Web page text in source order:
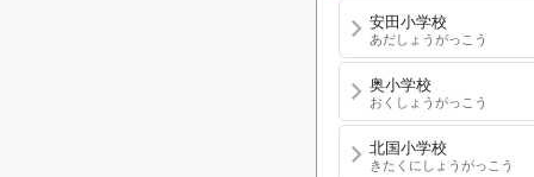
安田小学校
あだしょうがっこう
奥小学校
おくしょうがっこう
北国小学校
きたくにしょうがっこう